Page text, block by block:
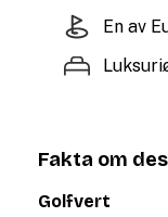
En av
Fakta om
Golfvert